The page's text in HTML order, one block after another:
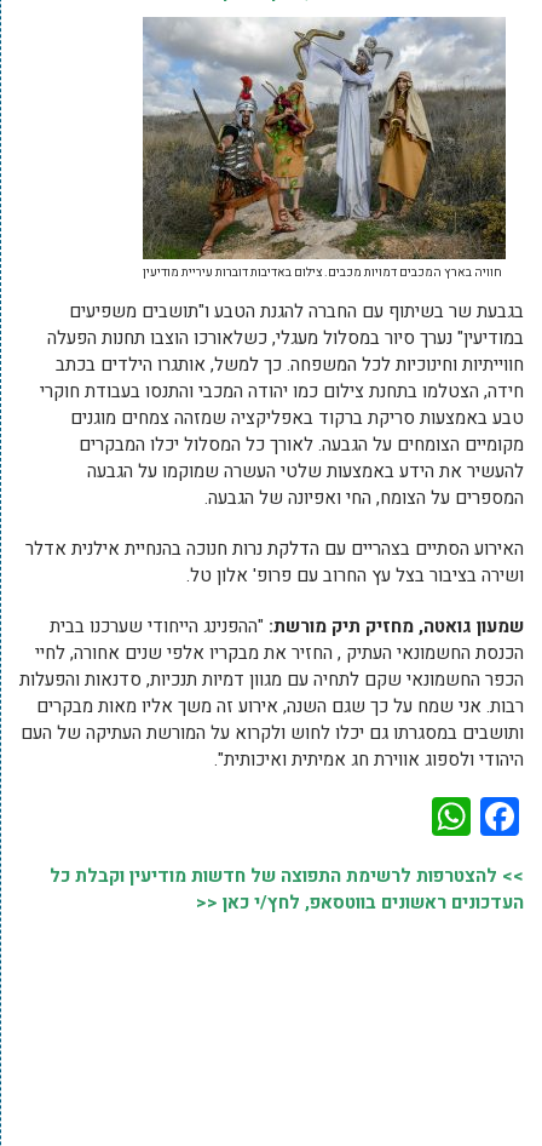
חוויה בארץ המכבים דמויות מכבים. צילום באדיבות דוברות עיריית מודיעין
בגבעת שר בשיתוף עם החברה להגנת הטבע ו"תושבים משפיעים
במודיעין" נערך סיור במסלול מעגלי, כשלאורכו הוצבו תחנות הפעלה
חווייתיות וחינוכיות לכל המשפחה. כך למשל, אותגרו הילדים בכתב
חידה, הצטלמו בתחנת צילום כמו יהודה המכבי והתנסו בעבודת חוקרי
טבע באמצעות סריקת ברקוד באפליקציה שמזהה צמחים מוגנים
מקומיים הצומחים על הגבעה. לאורך כל המסלול יכלו המבקרים
להעשיר את הידע באמצעות שלטי העשרה שמוקמו על הגבעה
המספרים על הצומח, החי ואפיונה של הגבעה.
האירוע הסתיים בצהריים עם הדלקת נרות חנוכה בהנחיית אילנית אדלר
ושירה בציבור בצל עץ החרוב עם פרופ' אלון טל.
שמעון גואטה, מחזיק תיק מורשת: "ההפנינג הייחודי שערכנו בבית
הכנסת החשמונאי העתיק , החזיר את מבקריו אלפי שנים אחורה, לחיי
הכפר החשמונאי שקם לתחיה עם מגוון דמיות תנכיות, סדנאות והפעלות
רבות. אני שמח על כך שגם השנה, אירוע זה משך אליו מאות מבקרים
ותושבים במסגרתו גם יכלו לחוש ולקרוא על המורשת העתיקה של העם
היהודי ולספוג אווירת חג אמיתית ואיכותית".
Facebook
>> להצטרפות לרשימת התפוצה של חדשות מודיעין וקבלת כל
העדכונים ראשונים בווטסאפ, לחץ/י כאן <<